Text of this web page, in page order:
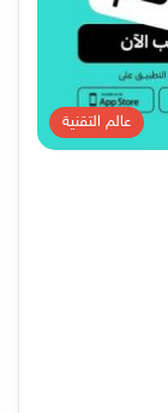
عالم التقنية